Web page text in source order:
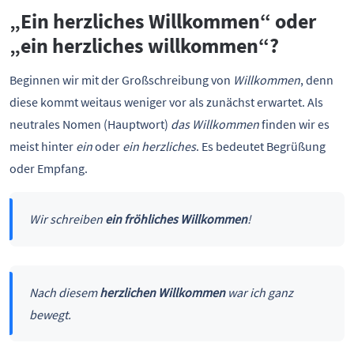
„Ein herzliches Willkommen“ oder
„ein herzliches willkommen“?
Beginnen wir mit der Großschreibung von Willkommen, denn
diese kommt weitaus weniger vor als zunächst erwartet. Als
neutrales Nomen (Hauptwort) das Willkommenfinden wir es
meist hinter einoder ein herzliches. Es bedeutet Begrüßung
oder Empfang.
Wir schreiben ein fröhliches Willkommen!
Nach diesemherzlichen Willkommenwar ich ganz
bewegt.